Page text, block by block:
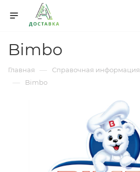
Bimbo
Главная — Справочная информация
— Bimbo